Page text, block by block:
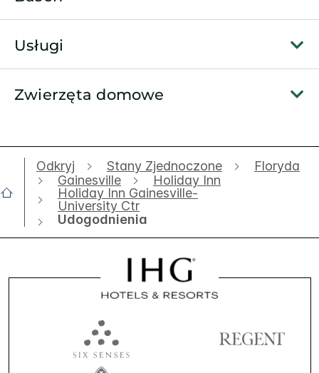
Usługi
Zwierzęta domowe
Odkryj Stany Zjednoczone
Floryda
Gainesville
Holiday Inn
Holiday Inn Gainesville-
University Ctr
Udogodnienia